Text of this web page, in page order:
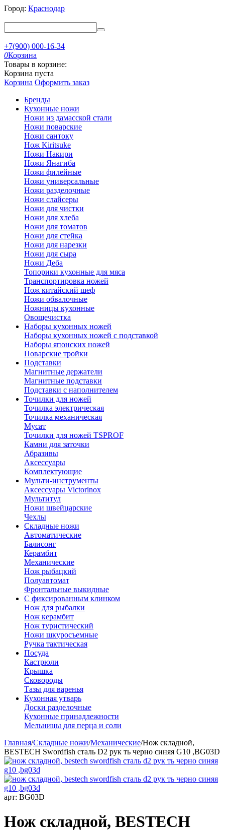
Город: Краснодар
+7(900) 000-16-34
0Корзина
Товары в корзине:
Корзина пуста
Корзина Оформить заказ
Бренды
Кухонные ножи
Ножи из дамасской стали
Ножи поварские
Ножи сантоку
Нож Kiritsuke
Ножи Накири
Ножи Янагиба
Ножи филейные
Ножи универсальные
Ножи разделочные
Ножи слайсеры
Ножи для чистки
Ножи для хлеба
Ножи для томатов
Ножи для стейка
Ножи для нарезки
Ножи для сыра
Ножи Деба
Топорики кухонные для мяса
Транспортировка ножей
Нож китайский шеф
Ножи обвалочные
Ножницы кухонные
Овощечистка
Наборы кухонных ножей
Наборы кухонных ножей с подставкой
Наборы японских ножей
Поварские тройки
Подставки
Магнитные держатели
Магнитные подставки
Подставки с наполнителем
Точилки для ножей
Точилка электрическая
Точилка механическая
Мусат
Точилки для ножей TSPROF
Камни для заточки
Абразивы
Аксессуары
Комплектующие
Мульти-инструменты
Аксессуары Victorinox
Мультитул
Ножи швейцарские
Чехлы
Складные ножи
Автоматические
Балисонг
Керамбит
Механические
Нож рыбацкий
Полуавтомат
Фронтальные выкидные
С фиксированным клинком
Нож для рыбалки
Нож керамбит
Нож туристический
Ножи шкуросъемные
Ручка тактическая
Посуда
Кастрюли
Крышка
Сковороды
Тазы для варенья
Кухонная утварь
Доски разделочные
Кухонные принадлежности
Мельницы для перца и соли
Главная/Складные ножи/Механические/Нож складной,
BESTECH Swordfish сталь D2 рук ть чернo синяя G10 ,BG03D
арт: BG03D
Нож складной, BESTECH